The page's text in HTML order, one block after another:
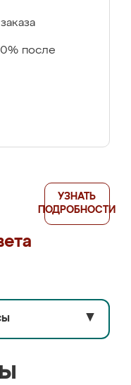
после
УЗНАТЬ
ПОДРОБНОСТИ
▼